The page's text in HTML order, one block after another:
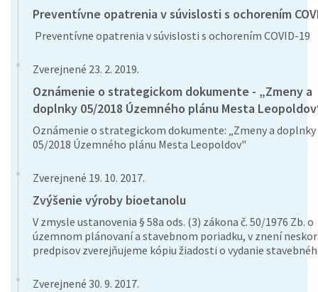
Preventívne opatrenia v súvislosti s ochorením
Preventívne opatrenia v súvislosti s ochorením COVID-19
Zverejnené 23. 2. 2019.
Oznámenie o strategickom dokumente - „Zmeny a
doplnky 05/2018 Územného plánu Mesta
Oznámenie o strategickom dokumente: „Zmeny a doplnky
05/2018 Územného plánu Mesta Leopoldov"
Zverejnené 19. 10. 2017.
Zvýšenie výroby bioetanolu
V zmysle ustanovenia § 58a ods. (3) zákona č. 50/1976 Zb. o
územnom plánovaní a stavebnom poriadku, v znení
predpisov zverejňujeme kópiu žiadosti o vydanie
Zverejnené 30. 9. 2017.